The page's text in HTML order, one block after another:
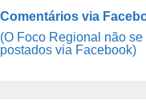
Comentários via
(O Foco Regional não
postados via Facebook)